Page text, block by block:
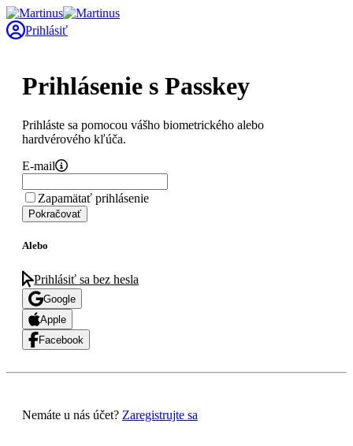
Prihlásiť
Prihlásenie s Passkey
Prihláste sa pomocou vášho biometrického alebo
hardvérového kľúča.
E-mail
Zapamätať prihlásenie
Pokračovať
Alebo
Prihlásiť sa bez hesla
Google
Apple
Facebook
Nemáte u nás účet? Zaregistrujte sa